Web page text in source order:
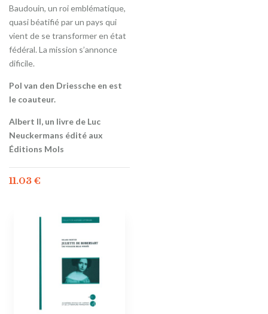
Baudouin, un roi emblématique,
quasi béatifié par un pays qui
vient de se transformer en état
fédéral. La mission s’annonce
dificile.
Pol van den Driessche en est
le coauteur.
Albert II, un livre de Luc
Neuckermans édité aux
Éditions Mols
11.03 €